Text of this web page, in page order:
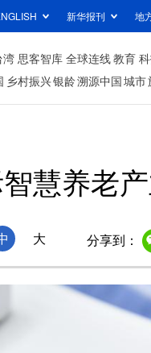
新华报刊 地
湾 思客智库 全球连线教育
乡村振兴银龄溯源中国城市
慧养老
大 分享到：